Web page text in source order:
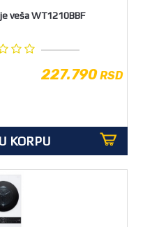
veša WT1210BBF
227.790RSD
KORPU